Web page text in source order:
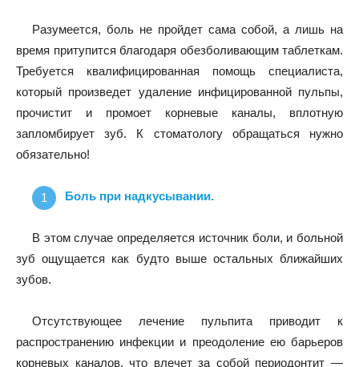
Разумеется, боль не пройдет сама собой, а лишь на
время притупится благодаря обезболивающим таблеткам.
Требуется квалифицированная помощь специалиста,
который произведет удаление инфицированной пульпы,
прочистит и промоет корневые каналы, вплотную
запломбирует зуб. К стоматологу обращаться нужно
обязательно!
Боль при надкусывании.
В этом случае определяется источник боли, и больной
зуб ощущается как будто выше остальных ближайших
зубов.
Отсутствующее лечение пульпита приводит к
распространению инфекции и преодоление ею барьеров
корневых каналов, что влечет за собой периодонтит —